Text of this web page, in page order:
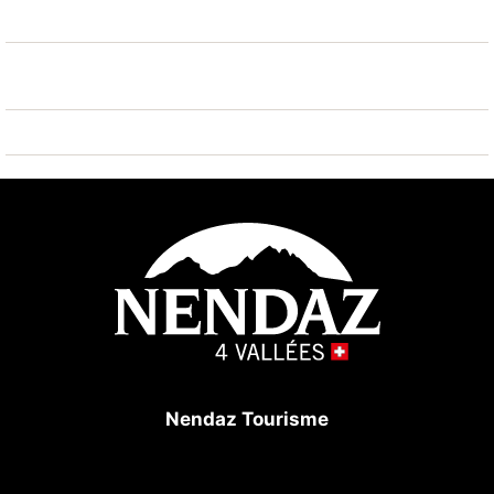
50 m. Région de randonnées: Bise Vieux 200 m.
Nendaz Tourisme